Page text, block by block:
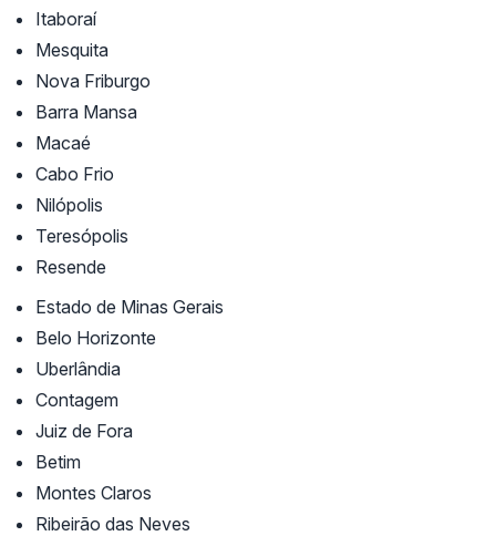
Itaboraí
Mesquita
Nova Friburgo
Barra Mansa
Macaé
Cabo Frio
Nilópolis
Teresópolis
Resende
Estado de Minas Gerais
Belo Horizonte
Uberlândia
Contagem
Juiz de Fora
Betim
Montes Claros
Ribeirão das Neves